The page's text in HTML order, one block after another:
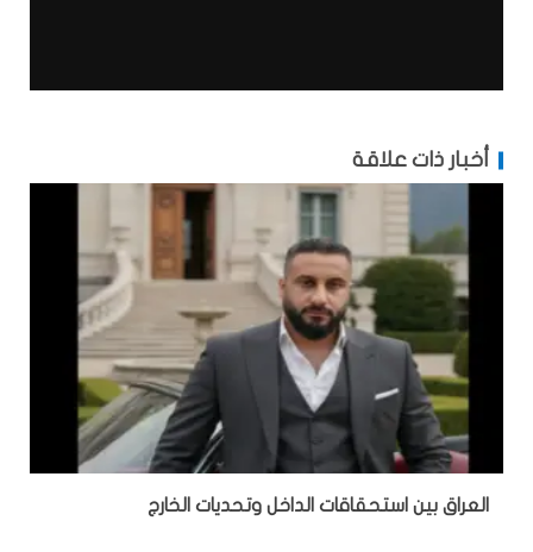
أخبار ذات علاقة
‏العراق بين استحقاقات الداخل وتحديات الخارج